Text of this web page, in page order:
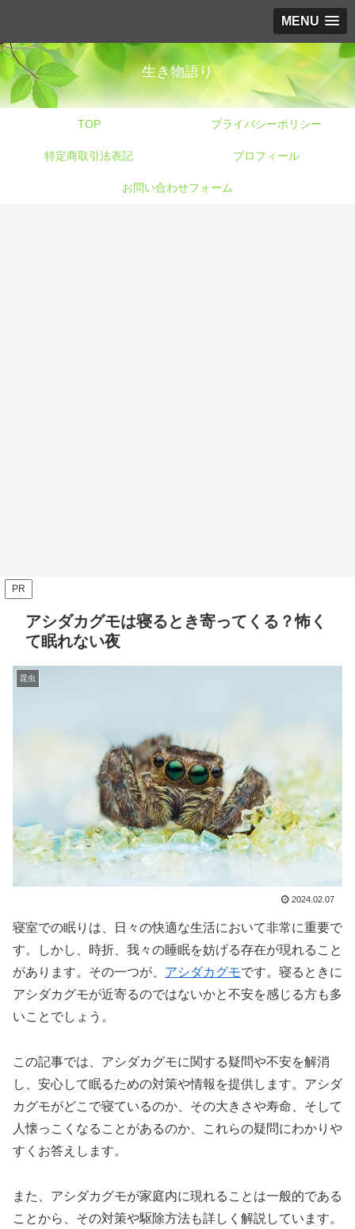
MENU
生き物語り
TOP プライバシーポリシー
特定商取引法表記 プロフィール
お問い合わせフォーム
PR
アシダカグモは寝るとき寄ってくる？怖く
て眠れない夜
昆虫
2024.02.07
寝室での眠りは、日々の快適な生活において非常に重要で
す。しかし、時折、我々の睡眠を妨げる存在が現れること
があります。その一つが、 アシダカグモです。寝るときに
アシダカグモが近寄るのではないかと不安を感じる方も多
いことでしょう。
この記事では、アシダカグモに関する疑問や不安を解消
し、安心して眠るための対策や情報を提供します。アシダ
カグモがどこで寝ているのか、その大きさや寿命、そして
人懐っこくなることがあるのか、これらの疑問にわかりや
すくお答えします。
また、アシダカグモが家庭内に現れることは一般的である
ことから、その対策や駆除方法も詳しく解説しています。